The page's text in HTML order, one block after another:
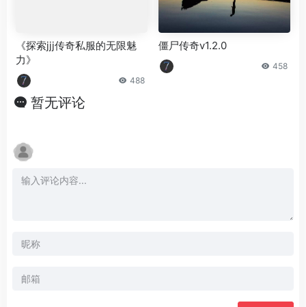
《探索jjj传奇私服的无限魅
力》
488
僵尸传奇v1.2.0
458
暂无评论